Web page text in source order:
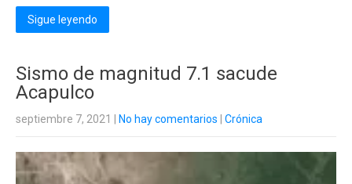
Sigue leyendo
Sismo de magnitud 7.1 sacude
Acapulco
septiembre 7, 2021 No hay comentarios Crónica